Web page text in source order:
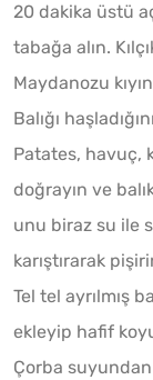
20 dakika üstü
tabağa alın.
Maydanozu
Balığı
Patates, havuç,
doğrayın ve
unu biraz su ile
karıştırarak
Tel tel ayrılmış
ekleyip hafif
Çorba suyundan